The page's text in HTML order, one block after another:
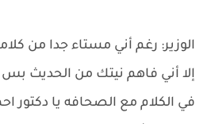
الوزير: رغم أني مستاء جدا من
إلا أني فاهم نيتك من الحديث
في الكلام مع الصحافه يا دكتور